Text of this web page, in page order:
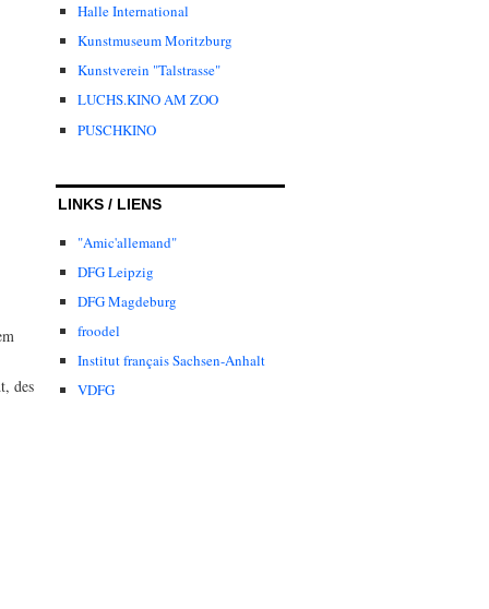
des
Halle International
Kunstmuseum Moritzburg
Kunstverein "Talstrasse"
LUCHS.KINO AM ZOO
PUSCHKINO
LINKS / LIENS
"Amic'allemand"
DFG Leipzig
DFG Magdeburg
froodel
Institut français Sachsen-Anhalt
VDFG